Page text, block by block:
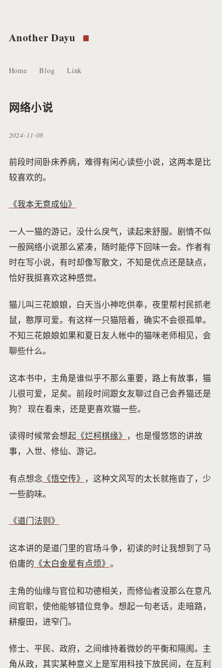
Another Dayu
Home Blog Link
网络小说
2024-11-08
前段时间卧床养病，难得有闲心读些小说，这两本是比
较喜欢的。
《我本无意成仙》
一人一猫的游记，没什么戾气，读起来舒服。剧情不似
一般网络小说那么紧凑，随时能停下回味一会。作者有
时在写小说，有时却像写散文，不知是优点还是缺点，
恰好我挺喜欢这种感觉。
猫儿叫三花娘娘，白天当小神吃供奉，夜里帮村民抓老
鼠，憨厚可爱。有这样一只猫陪着，确实不会很孤单。
不知三花娘娘如果和夏日友人帐中的猫咪老师相见，会
聊些什么。
这本书中，主角是谁似乎不那么重要，路上有故事，猫
儿很可爱，足矣。前段时间跟女友聊过自己会养猫还是
狗？ 现在看来，还是更喜欢猫一些。
读得时候常会想起 《烂柯棋缘》 ，也是慢悠悠的讲故
事，入世、修仙、游记。
有点想念 《悟空传》 ，这种文风写的太长就拖沓了，少
一些韵味。
《道门法则》
这本讲的是道门里的官场斗争，初读的时让我想到了马
伯庸的 《太白金星有点烦》 。
主角的仙缘与官位和功德相关，而修仙者没那么在意凡
间官职，使他能够错位竞争。想起一句老话，走暗路，
耕瘦田，进窄门。
修士、平民、政府，之间维持着微妙的平衡和隔阂。主
角从政，其实某种意义上是军用科技下放民间，在互利